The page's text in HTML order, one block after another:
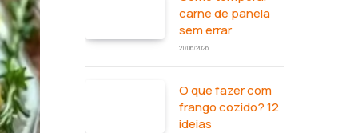
carne de panela
sem errar
21/06/2026
O que fazer com
frango cozido? 12
ideias